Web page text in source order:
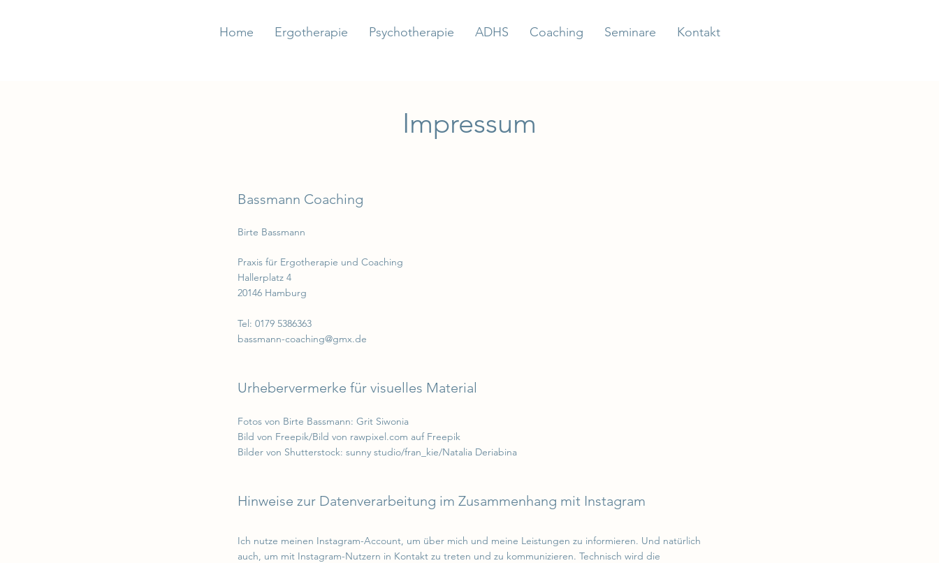
Home Ergotherapie Psychotherapie ADHS Coaching Seminare Kontakt
Impressum
Bassmann Coaching
Birte Bassmann
Praxis für Ergotherapie und Coaching
Hallerplatz 4
20146 Hamburg
Tel: 0179 5386363
bassmann-coaching@gmx.de
Urhebervermerke für visuelles Material
Fotos von Birte Bassmann: Grit Siwonia
Bild von Freepik/Bild von rawpixel.com auf Freepik
Bilder von Shutterstock: sunny studio/fran_kie/Natalia Deriabina
Hinweise zur Datenverarbeitung im Zusammenhang mit Instagram
Ich nutze meinen Instagram-Account, um über mich und meine Leistungen zu informieren. Und natürlich
auch, um mit Instagram-Nutzern in Kontakt zu treten und zu kommunizieren. Technisch wird die